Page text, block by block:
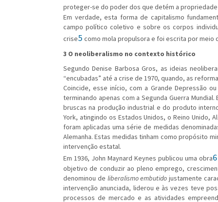
proteger-se do poder dos que detém a propriedade
Em verdade, esta forma de capitalismo
campo político coletivo e sobre os corpos
crise5 como mola propulsora e foi escrita por meio
3 O neoliberalismo no contexto histórico
Segundo Denise Barbosa Gros, as ideias
“encubadas” até a crise de 1970, quando, as
Coincide, esse início, com a Grande Depressão
terminando apenas com a Segunda Guerra
bruscas na produção industrial e do produto
York, atingindo os Estados Unidos, o Reino Unido,
foram aplicadas uma série de medidas
Alemanha. Estas medidas tinham como propósito
intervenção estatal.
Em 1936, John Maynard Keynes publicou uma obra
objetivo de conduzir ao pleno emprego,
denominou de liberalismo embutido justamente
intervenção anunciada, liderou e às vezes teve
processos de mercado e as atividades